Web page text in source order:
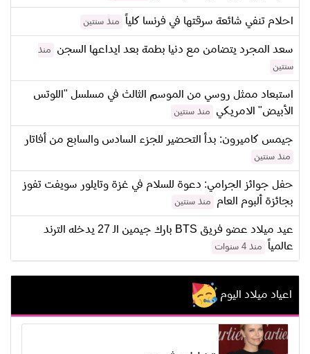
احلام تنفي شائعة سرقتها في فرنسا كلياً منذ سنتين
سعد المجرد يتضامن مع دنيا بطمة بعد ايداعها السجن
منذ
سنتين
استبعاد ممثل روسي من الموسم الثالث في مسلسل "اللوتس
الأبيض" الامريكي
منذ سنتين
جيمس كاميرون: بدأ التحضير للجزء السادس والسابع من أفاتار
منذ سنتين
حفل جوائز الجرامي: دعوة للسلام في غزة وتايلور سويفت تفوز
بجائزة ألبوم العام
منذ سنتين
عيد ميلاد عضو فريق BTS بارك جيمين الـ 27 يدخله الترند
عالمياً
منذ 4 سنوات
اعياد ميلاد اليوم